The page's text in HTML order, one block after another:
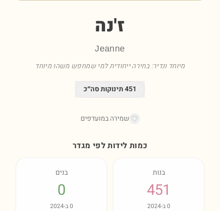
ז'נה
Jeanne
מיוחד ונדיר: בחירה ייחודית למי שמחפש משהו מיוחד
451תינוקות סה״כ
שמירה במועדפים
כמות לידות לפי מגדר
בנות
451
0ב-2024
בנים
0
0ב-2024